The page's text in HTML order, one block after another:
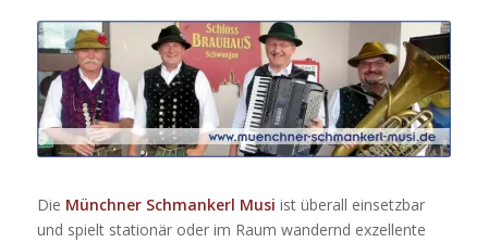
Die Münchner Schmankerl Musi ist überall einsetzbar
und spielt stationär oder im Raum wandernd exzellente